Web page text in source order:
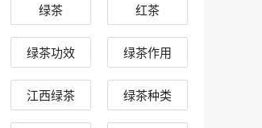
绿茶 红茶
绿茶功效 绿茶作用
江西绿茶 绿茶种类